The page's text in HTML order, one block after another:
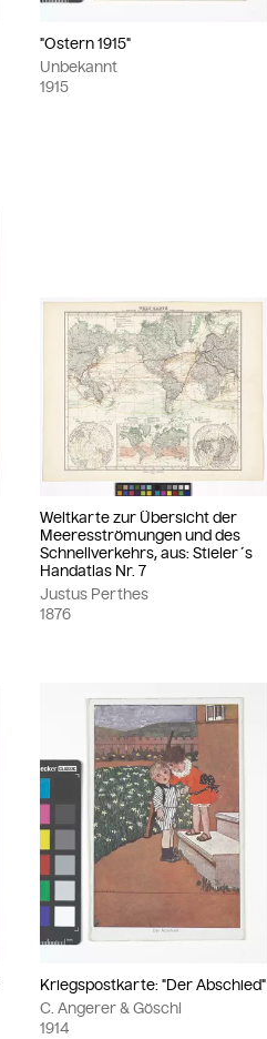
"Ostern 1915"
Unbekannt
1915
Weltkarte zur Übersicht der
Meeresströmungen und des
Schnellverkehrs, aus: Stieler´s
Handatlas Nr. 7
Justus Perthes
1876
Kriegspostkarte: "Der Abschied"
C. Angerer & Göschl
1914